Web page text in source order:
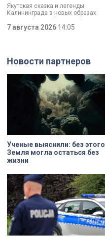
Якутская сказка и легенды
Калининграда в новых образах.
Два юных петербуржца стали
победителями всероссийского
конкурса «Моя страна — моя
народным сюжетам.
7 августа 2026 14:05
Новости партнеров
Ученые выяснили: без этого
Земля могла остаться без
жизни